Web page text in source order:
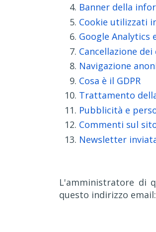
Banner della
Cookie utilizzati
Google Analytics
Cancellazione dei
Navigazione
Cosa è il GDPR
Trattamento
Pubblicità e
Commenti sul
Newsletter
L'amministratore di
questo indirizzo email: